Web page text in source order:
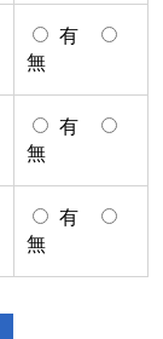
有
無
有
無
有
無